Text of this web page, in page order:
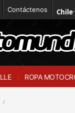
Contáctenos Chile·
ROPA